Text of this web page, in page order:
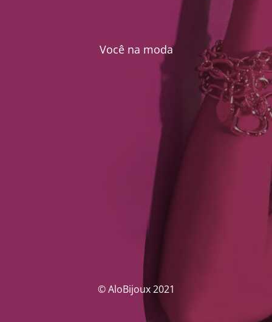
Você na moda
© AloBijoux 2021